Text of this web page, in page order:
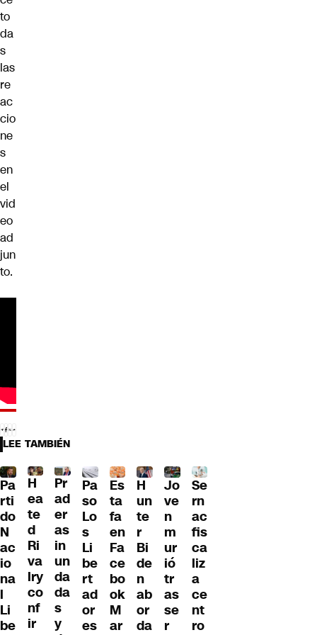
to
da
s
las
re
ac
cio
ne
s
en
el
vid
eo
ad
jun
to.
LEE TAMBIÉN
Pa
rti
do
N
ac
io
na
l
Li
be
H
ea
te
d
Ri
va
lry
co
nf
ir
Pr
ad
er
as
in
un
da
da
s
y
Pa
so
Lo
s
Li
be
rt
ad
or
es
Es
ta
fa
en
Fa
ce
bo
ok
M
ar
H
un
te
r
Bi
de
n
ab
or
da
Jo
ve
n
m
ur
ió
tr
as
se
r
Se
rn
ac
fis
ca
liz
a
ce
nt
ro